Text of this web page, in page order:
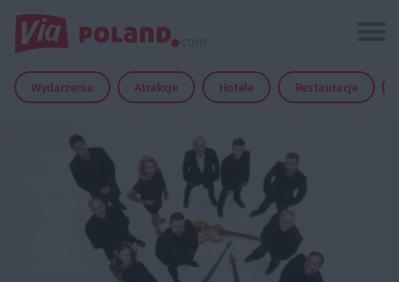
Wydarzenia Atrakcje Hotele Restauracje